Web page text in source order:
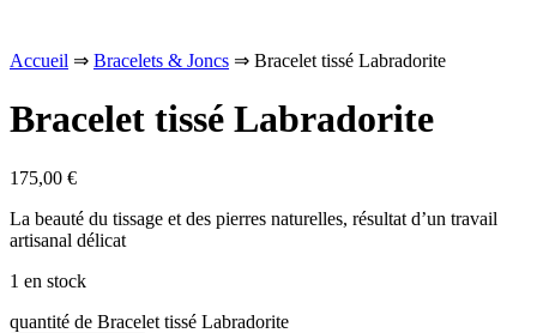
Accueil ⇒ Bracelets & Joncs ⇒ Bracelet tissé Labradorite
Bracelet tissé Labradorite
175,00 €
La beauté du tissage et des pierres naturelles, résultat d’un travail
artisanal délicat
1 en stock
quantité de Bracelet tissé Labradorite